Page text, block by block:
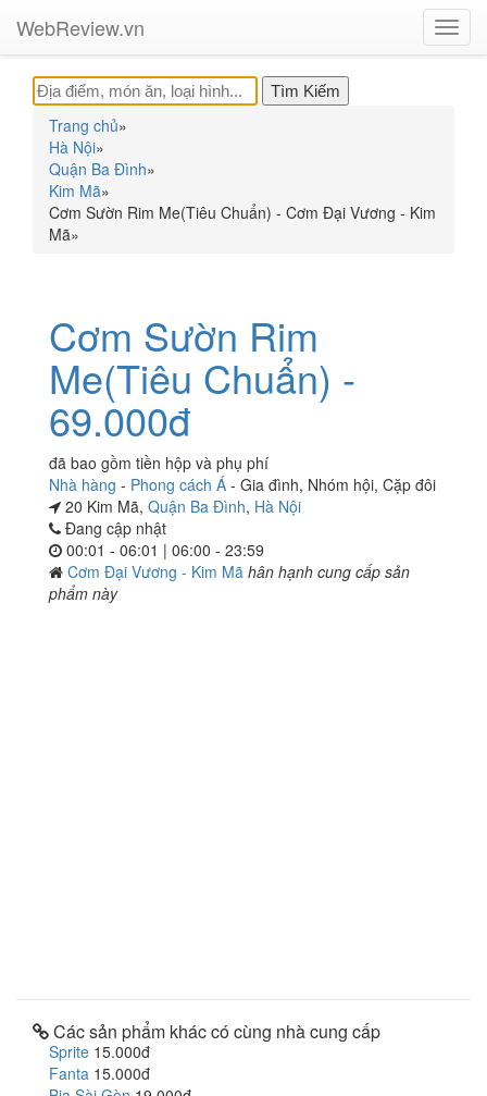
WebReview.vn
Trang chủ»
Hà Nội»
Quận Ba Đình»
Kim Mã»
Cơm Sườn Rim Me(Tiêu Chuẩn) - Cơm Đại Vương - Kim
Mã»
Cơm Sườn Rim
Me(Tiêu Chuẩn) -
69.000đ
đã bao gồm tiền hộp và phụ phí
Nhà hàng - Phong cách Á - Gia đình, Nhóm hội, Cặp đôi
20 Kim Mã, Quận Ba Đình, Hà Nội
Đang cập nhật
00:01 - 06:01 | 06:00 - 23:59
Cơm Đại Vương - Kim Mã hân hạnh cung cấp sản
phẩm này
Các sản phẩm khác có cùng nhà cung cấp
Sprite 15.000đ
Fanta 15.000đ